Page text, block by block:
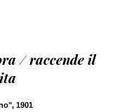
/ raccende il
1901